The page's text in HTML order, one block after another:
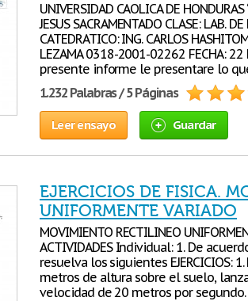
UNIVERSIDAD CAOLICA DE HONDURAS
JESUS SACRAMENTADO CLASE: LAB.
CATEDRATICO: ING. CARLOS
LEZAMA 0318-2001-02262 FECHA:
presente informe le presentare lo
1.232 Palabras / 5 Páginas
Leer ensayo Guardar
EJERCICIOS DE FISICA.
UNIFORMENTE VARIADO
MOVIMIENTO RECTILINEO
ACTIVIDADES Individual: 1. De
resuelva los siguientes EJERCICIOS:
metros de altura sobre el suelo,
velocidad de 20 metros por segundo.